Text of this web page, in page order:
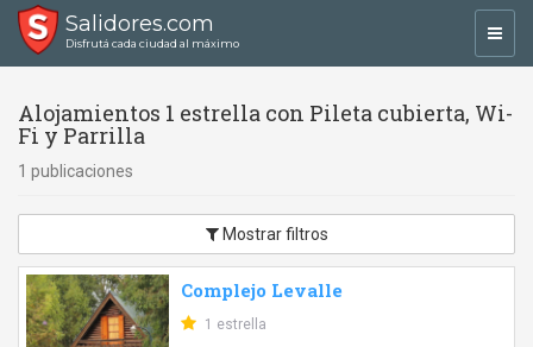
Salidores.com
Disfrutá cada ciudad al máximo
Alojamientos 1 estrella con Pileta cubierta, Wi-
Fi y Parrilla
1 publicaciones
Mostrar filtros
Complejo Levalle
1 estrella